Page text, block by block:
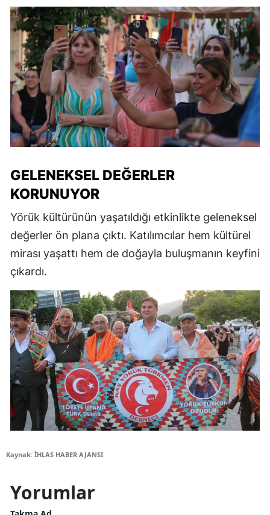
GELENEKSEL DEĞERLER
KORUNUYOR
Yörük kültürünün yaşatıldığı etkinlikte geleneksel
değerler ön plana çıktı. Katılımcılar hem kültürel
mirası yaşattı hem de doğayla buluşmanın keyfini
çıkardı.
Kaynak: İHLAS HABER AJANSI
Yorumlar